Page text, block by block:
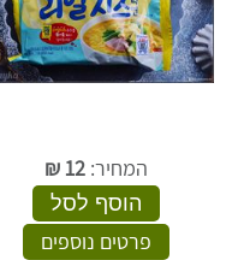
המחיר: 12
₪
הוסף לסל
פרטים נוספים